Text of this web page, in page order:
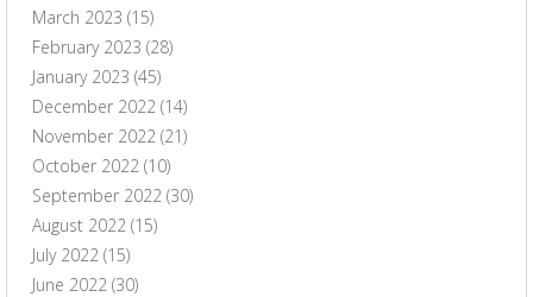
March 2023 (15)
February 2023 (28)
January 2023 (45)
December 2022 (14)
November 2022 (21)
October 2022 (10)
September 2022 (30)
August 2022 (15)
July 2022 (15)
June 2022 (30)